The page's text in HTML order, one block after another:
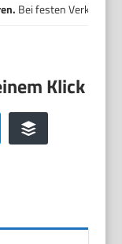
Bei festen
Buffer